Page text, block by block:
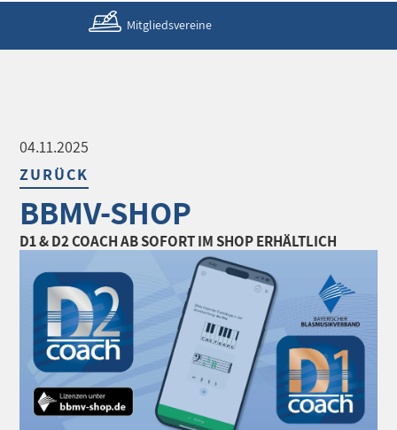
Mitgliedsvereine
04.11.2025
ZURÜCK
BBMV-SHOP
D1 & D2 COACH AB SOFORT IM SHOP ERHÄLTLICH